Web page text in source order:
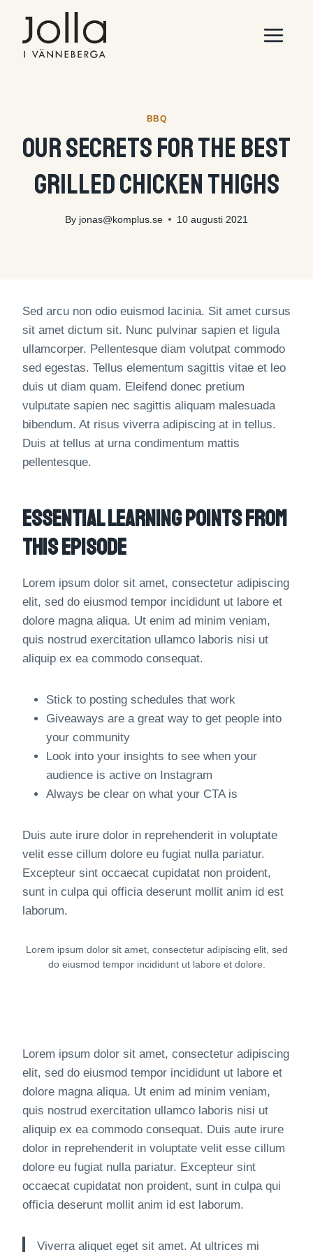
content
BBQ
Our Secrets for the Best
Grilled Chicken Thighs
By jonas@komplus.se 10 augusti 2021
Sed arcu non odio euismod lacinia. Sit amet cursus
sit amet dictum sit. Nunc pulvinar sapien et ligula
ullamcorper. Pellentesque diam volutpat commodo
sed egestas. Tellus elementum sagittis vitae et leo
duis ut diam quam. Eleifend donec pretium
vulputate sapien nec sagittis aliquam malesuada
bibendum. At risus viverra adipiscing at in tellus.
Duis at tellus at urna condimentum mattis
pellentesque.
Essential Learning Points From
This Episode
Lorem ipsum dolor sit amet, consectetur adipiscing
elit, sed do eiusmod tempor incididunt ut labore et
dolore magna aliqua. Ut enim ad minim veniam,
quis nostrud exercitation ullamco laboris nisi ut
aliquip ex ea commodo consequat.
Stick to posting schedules that work
Giveaways are a great way to get people into
your community
Look into your insights to see when your
audience is active on Instagram
Always be clear on what your CTA is
Duis aute irure dolor in reprehenderit in voluptate
velit esse cillum dolore eu fugiat nulla pariatur.
Excepteur sint occaecat cupidatat non proident,
sunt in culpa qui officia deserunt mollit anim id est
laborum.
Lorem ipsum dolor sit amet, consectetur adipiscing elit, sed
do eiusmod tempor incididunt ut labore et dolore.
Lorem ipsum dolor sit amet, consectetur adipiscing
elit, sed do eiusmod tempor incididunt ut labore et
dolore magna aliqua. Ut enim ad minim veniam,
quis nostrud exercitation ullamco laboris nisi ut
aliquip ex ea commodo consequat. Duis aute irure
dolor in reprehenderit in voluptate velit esse cillum
dolore eu fugiat nulla pariatur. Excepteur sint
occaecat cupidatat non proident, sunt in culpa qui
officia deserunt mollit anim id est laborum.
Viverra aliquet eget sit amet. At ultrices mi